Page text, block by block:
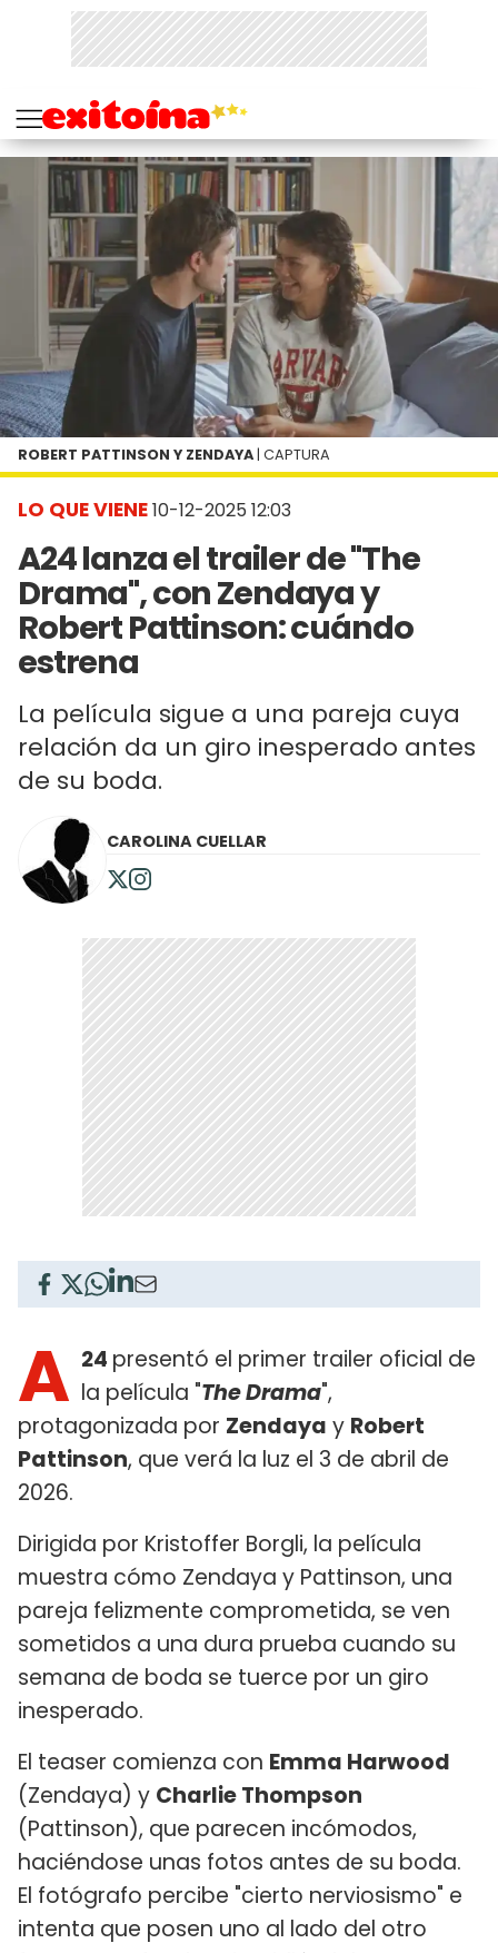
LO QUE VIENE10-12-2025 12:03
A24 lanza el trailer de "The
Drama", con Zendaya y
Robert Pattinson: cuándo
estrena
La película sigue a una pareja cuya
relación da un giro inesperado antes
de su boda.
ROBERT PATTINSON Y ZENDAYA | CAPTURA
CAROLINA CUELLAR
A 24 presentó el primer trailer oficial de
la película "The Drama",
protagonizada por Zendaya y Robert
Pattinson, que verá la luz el 3 de abril de
2026.
Dirigida por Kristoffer Borgli, la película
muestra cómo Zendaya y Pattinson, una
pareja felizmente comprometida, se ven
sometidos a una dura prueba cuando su
semana de boda se tuerce por un giro
inesperado.
El teaser comienza con Emma Harwood
(Zendaya) y Charlie Thompson
(Pattinson), que parecen incómodos,
haciéndose unas fotos antes de su boda.
El fotógrafo percibe "cierto nerviosismo" e
intenta que posen uno al lado del otro